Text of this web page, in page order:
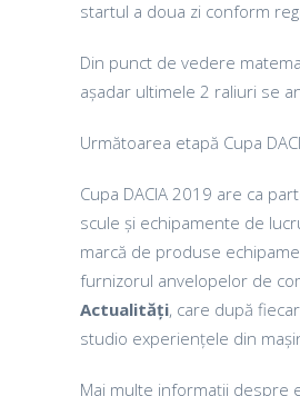
startul a doua zi conform
Din punct de vedere
așadar ultimele 2 raliuri se
Următoarea etapă Cupa
Cupa DACIA 2019 are ca
scule și echipamente de
marcă de produse
furnizorul anvelopelor de
Actualități, care după
studio experiențele din
Mai multe informații despre